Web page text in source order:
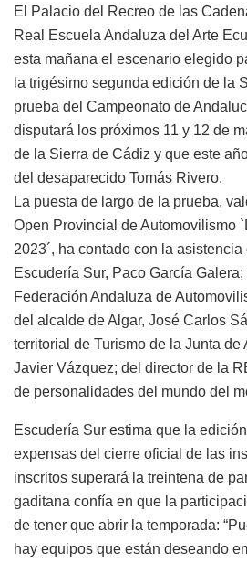
El Palacio del Recreo de las
Real Escuela Andaluza del Arte
esta mañana el escenario elegido
la trigésimo segunda edición de la
prueba del Campeonato de
disputará los próximos 11 y 12 de
de la Sierra de Cádiz y que este
del desaparecido Tomás Rivero.
La puesta de largo de la prueba,
Open Provincial de Automovilismo
2023´, ha contado con la
Escudería Sur, Paco García
Federación Andaluza de
del alcalde de Algar, José Carlos
territorial de Turismo de la Junta de
Javier Vázquez; del director de la
de personalidades del mundo del
Escudería Sur estima que la
expensas del cierre oficial de las
inscritos superará la treintena de
gaditana confía en que la
de tener que abrir la temporada:
hay equipos que están deseando